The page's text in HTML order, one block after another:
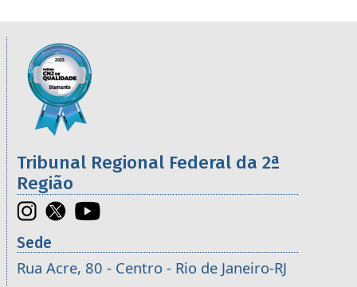
Informações úteis sobre os órgãos da 2ª
Imagem
Tribunal Regional Federal da 2ª
Região
Sede
Rua Acre, 80 - Centro - Rio de Janeiro-RJ